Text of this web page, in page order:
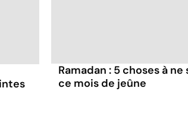
Ramadan : 5 choses à
ce mois de jeûne